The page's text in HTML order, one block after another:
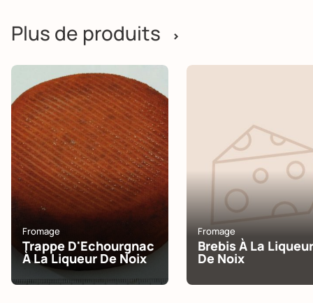
Plus de produits >
Fromage
Trappe D'Echourgnac
À La Liqueur De Noix
Fromage
Brebis À La Liqueur
De Noix